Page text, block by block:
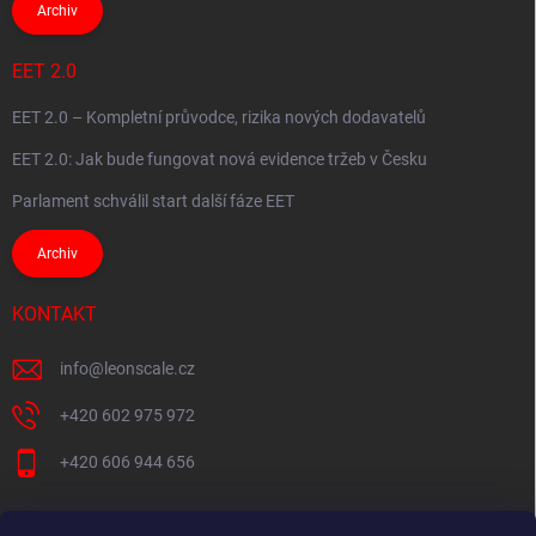
Archiv
EET 2.0
EET 2.0 – Kompletní průvodce, rizika nových dodavatelů
EET 2.0: Jak bude fungovat nová evidence tržeb v Česku
Parlament schválil start další fáze EET
Archiv
KONTAKT
info@ leonscale.cz
+420 602 975 972
+420 606 944 656